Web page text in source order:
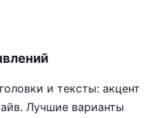
и тексты: акцент
Лучшие варианты